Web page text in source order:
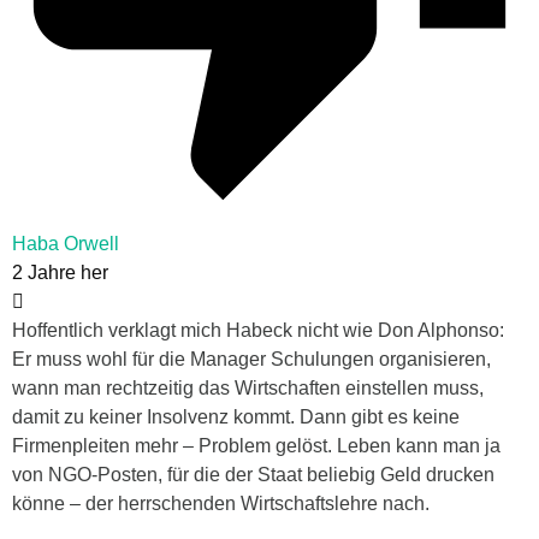
Haba Orwell
2 Jahre her
Hoffentlich verklagt mich Habeck nicht wie Don Alphonso:
Er muss wohl für die Manager Schulungen organisieren,
wann man rechtzeitig das Wirtschaften einstellen muss,
damit zu keiner Insolvenz kommt. Dann gibt es keine
Firmenpleiten mehr – Problem gelöst. Leben kann man ja
von NGO-Posten, für die der Staat beliebig Geld drucken
könne – der herrschenden Wirtschaftslehre nach.